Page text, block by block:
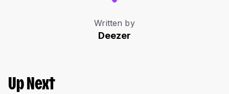
Written by
Deezer
Up Next